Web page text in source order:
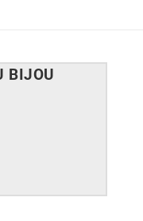
BIJOU